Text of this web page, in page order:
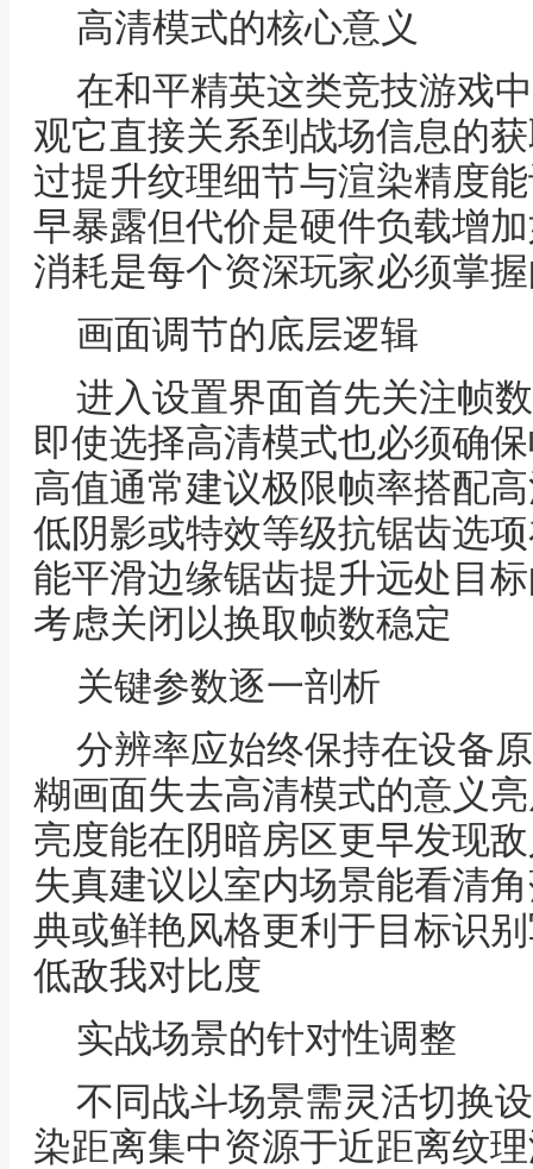
高清模式的核心意义
在和平精英这类竞技游戏
观它直接关系到战场信息的
过提升纹理细节与渲染精度
早暴露但代价是硬件负载增
消耗是每个资深玩家必须掌
画面调节的底层逻辑
进入设置界面首先关注帧
即使选择高清模式也必须确
高值通常建议极限帧率搭配
低阴影或特效等级抗锯齿选
能平滑边缘锯齿提升远处目
考虑关闭以换取帧数稳定
关键参数逐一剖析
分辨率应始终保持在设备
糊画面失去高清模式的意义
亮度能在阴暗房区更早发现
失真建议以室内场景能看清
典或鲜艳风格更利于目标识
低敌我对比度
实战场景的针对性调整
不同战斗场景需灵活切换
染距离集中资源于近距离纹